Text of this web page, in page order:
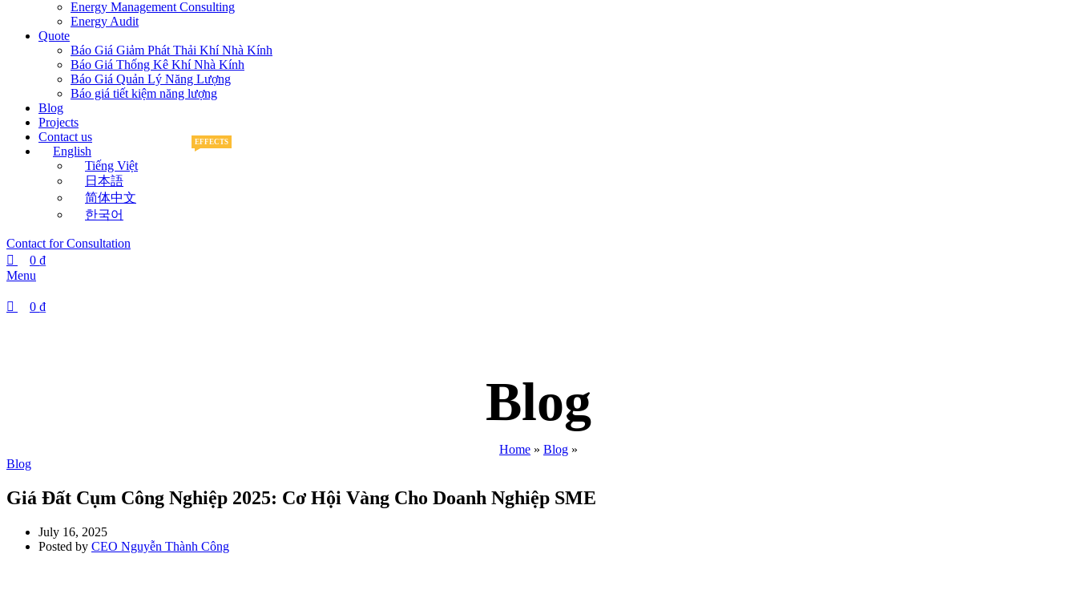
EFFECTS
Energy Management Consulting
Energy Audit
Quote
Báo Giá Giảm Phát Thải Khí Nhà Kính
Báo Giá Thống Kê Khí Nhà Kính
Báo Giá Quản Lý Năng Lượng
Báo giá tiết kiệm năng lượng
Blog
Projects
Contact us
English
Tiếng Việt
日本語
简体中文
한국어
Contact for Consultation
0 ₫
Menu
0 ₫
Blog
Home » Blog »
Blog
Giá Đất Cụm Công Nghiệp 2025: Cơ Hội Vàng Cho Doanh Nghiệp SME
July 16, 2025
Posted by CEO Nguyễn Thành Công